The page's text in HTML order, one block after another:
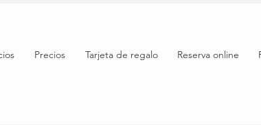
Precios Tarjeta de regalo Reserva online